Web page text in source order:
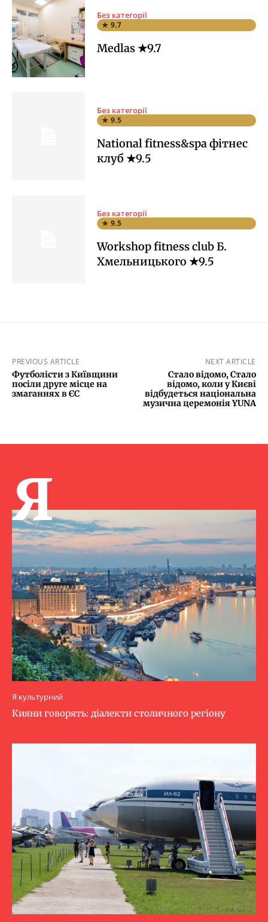
Без категорії
★ 9.7
Medlas ★9.7
Без категорії
★ 9.5
National fitness&spa фітнес
клуб ★9.5
Без категорії
★ 9.5
Workshop fitness club Б.
Хмельницького ★9.5
PREVIOUS ARTICLE
Футболісти з Київщини
посіли друге місце на
змаганнях в ЄС
NEXT ARTICLE
Стало відомо, Стало
відомо, коли у Києві
відбудеться національна
музична церемонія YUNA
Я
Я культурний
Кияни говорять: діалекти столичного регіону